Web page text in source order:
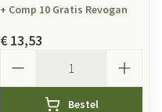
+ Comp 10 Gratis Revogan
€ 13,53
Bestel